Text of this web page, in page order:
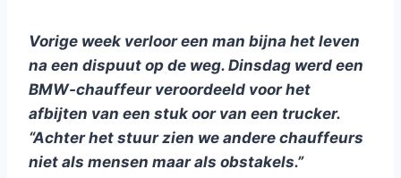
Vorige week verloor een man bijna het leven
na een dispuut op de weg. Dinsdag werd een
BMW-chauffeur veroordeeld voor het
afbijten van een stuk oor van een trucker.
“Achter het stuur zien we andere chauffeurs
niet als mensen maar als obstakels.”